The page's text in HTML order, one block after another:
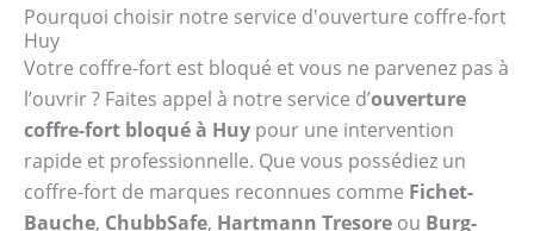
Pourquoi choisir notre service d'ouverture coffre-fort
Huy
Votre coffre-fort est bloqué et vous ne parvenez pas à
l’ouvrir ? Faites appel à notre service d’ouverture
coffre-fort bloqué à Huy pour une intervention
rapide et professionnelle. Que vous possédiez un
coffre-fort de marques reconnues comme Fichet-
Bauche, ChubbSafe, Hartmann Tresore ou Burg-